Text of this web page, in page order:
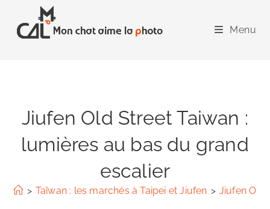
content
Menu
Jiufen Old Street Taiwan :
lumières au bas du grand
escalier
> Taïwan : les marchés à Taipei et Jiufen > Jiufen Old